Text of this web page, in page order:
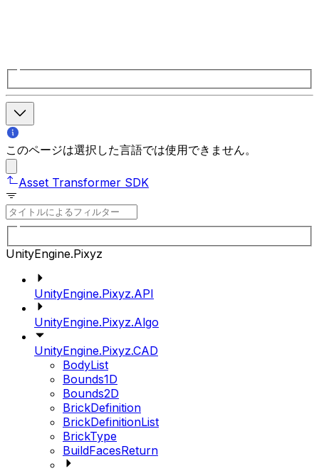
このページは選択した言語では使用できません。
Asset Transformer SDK
UnityEngine.Pixyz
UnityEngine.Pixyz.API
UnityEngine.Pixyz.Algo
UnityEngine.Pixyz.CAD
BodyList
Bounds1D
Bounds2D
BrickDefinition
BrickDefinitionList
BrickType
BuildFacesReturn